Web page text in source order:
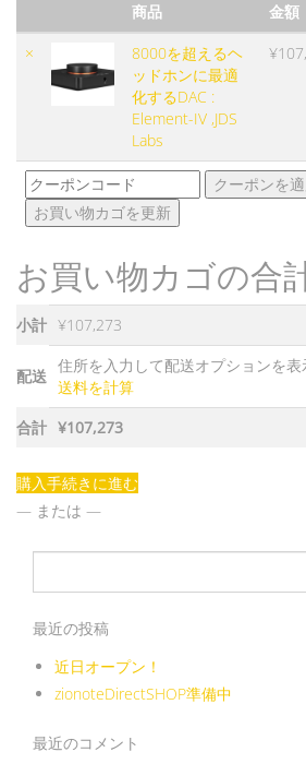
項
目
サ
ネ
像
商品 金額
×
8000を超えるヘ
ッドホンに最適
化するDAC :
Element-IV ,JDS
Labs
¥
ク
ー
ポ
クーポンを
お買い物カゴを更新
お買い物カゴの合
小計 ¥107,273
配送
住所を入力して配送オプションを表
送料を計算
合計 ¥107,273
購入手続きに進む
— または —
索:
最近の投稿
近日オープン！
zionoteDirectSHOP準備中
最近のコメント